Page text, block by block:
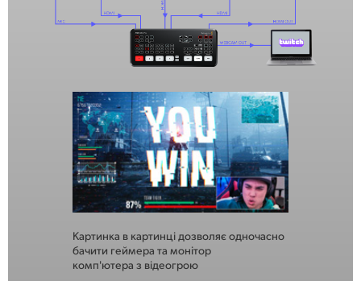
Картинка в картинці дозволяє одночасно
бачити геймера та монітор
комп'ютера з відеогрою